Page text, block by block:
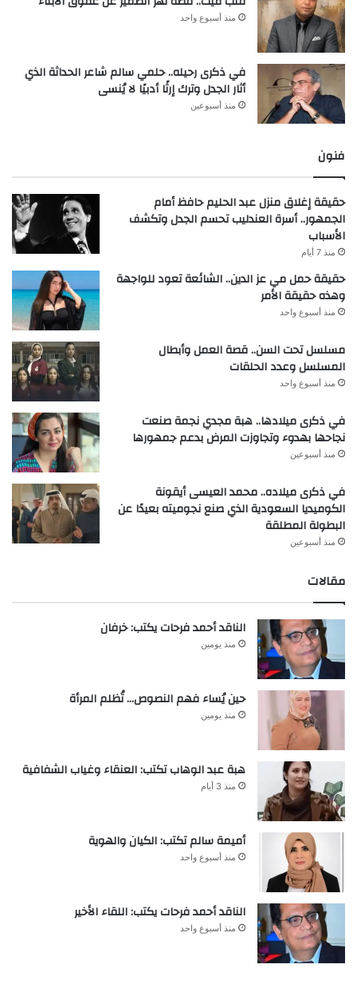
منذ أسبوع واحد
في ذكرى رحيله.. حلمي سالم شاعر الحداثة الذي
أثار الجدل وترك إرثًا أدبيًا لا يُنسى
منذ أسبوعين
فنون
حقيقة إغلاق منزل عبد الحليم حافظ أمام
الجمهور.. أسرة العندليب تحسم الجدل وتكشف
الأسباب
منذ 7 أيام
حقيقة حمل مي عز الدين.. الشائعة تعود للواجهة
وهذه حقيقة الأمر
منذ أسبوع واحد
مسلسل تحت السن.. قصة العمل وأبطال
المسلسل وعدد الحلقات
منذ أسبوع واحد
في ذكرى ميلادها.. هبة مجدي نجمة صنعت
نجاحها بهدوء وتجاوزت المرض بدعم جمهورها
منذ أسبوعين
في ذكرى ميلاده.. محمد العيسى أيقونة
الكوميديا السعودية الذي صنع نجوميته بعيدًا عن
البطولة المطلقة
منذ أسبوعين
مقالات
الناقد أحمد فرحات يكتب: خرفان
منذ يومين
حين يُساء فهم النصوص… تُظلم المرأة
منذ يومين
هبة عبد الوهاب تكتب: العنقاء وغياب الشفافية
منذ 3 أيام
أميمة سالم تكتب: الكيان والهوية
منذ أسبوع واحد
الناقد أحمد فرحات يكتب: اللقاء الأخير
منذ أسبوع واحد